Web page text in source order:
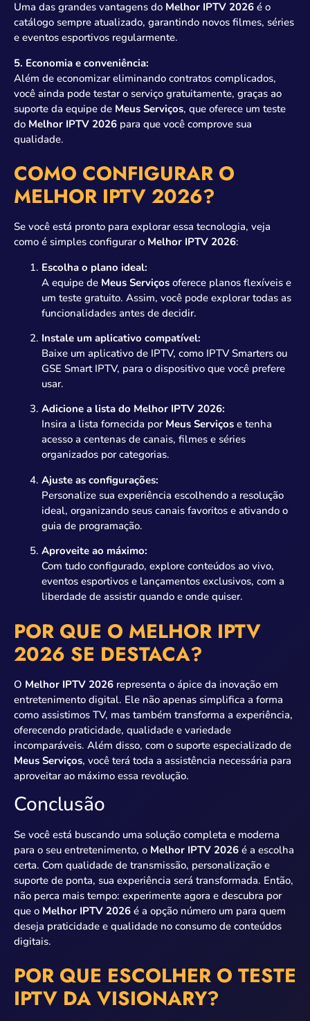
Uma das grandes vantagens do Melhor IPTV 2026 é o
catálogo sempre atualizado, garantindo novos filmes, séries
e eventos esportivos regularmente.
5. Economia e conveniência:
Além de economizar eliminando contratos complicados,
você ainda pode testar o serviço gratuitamente, graças ao
suporte da equipe de Meus Serviços, que oferece um teste
do Melhor IPTV 2026 para que você comprove sua
qualidade.
COMO CONFIGURAR O
MELHOR IPTV 2026?
Se você está pronto para explorar essa tecnologia, veja
como é simples configurar o Melhor IPTV 2026:
Escolha o plano ideal:
A equipe de Meus Serviços oferece planos flexíveis e
um teste gratuito. Assim, você pode explorar todas as
funcionalidades antes de decidir.
Instale um aplicativo compatível:
Baixe um aplicativo de IPTV, como IPTV Smarters ou
GSE Smart IPTV, para o dispositivo que você prefere
usar.
Adicione a lista do Melhor IPTV 2026:
Insira a lista fornecida por Meus Serviços e tenha
acesso a centenas de canais, filmes e séries
organizados por categorias.
Ajuste as configurações:
Personalize sua experiência escolhendo a resolução
ideal, organizando seus canais favoritos e ativando o
guia de programação.
Aproveite ao máximo:
Com tudo configurado, explore conteúdos ao vivo,
eventos esportivos e lançamentos exclusivos, com a
liberdade de assistir quando e onde quiser.
POR QUE O MELHOR IPTV
2026 SE DESTACA?
O Melhor IPTV 2026 representa o ápice da inovação em
entretenimento digital. Ele não apenas simplifica a forma
como assistimos TV, mas também transforma a experiência,
oferecendo praticidade, qualidade e variedade
incomparáveis. Além disso, com o suporte especializado de
Meus Serviços, você terá toda a assistência necessária para
aproveitar ao máximo essa revolução.
Conclusão
Se você está buscando uma solução completa e moderna
para o seu entretenimento, o Melhor IPTV 2026 é a escolha
certa. Com qualidade de transmissão, personalização e
suporte de ponta, sua experiência será transformada. Então,
não perca mais tempo: experimente agora e descubra por
que o Melhor IPTV 2026 é a opção número um para quem
deseja praticidade e qualidade no consumo de conteúdos
digitais.
POR QUE ESCOLHER O TESTE
IPTV DA VISIONARY?